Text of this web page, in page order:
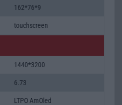
162*76*9
touchscreen
1440*3200
6.73
LTPO AmOled